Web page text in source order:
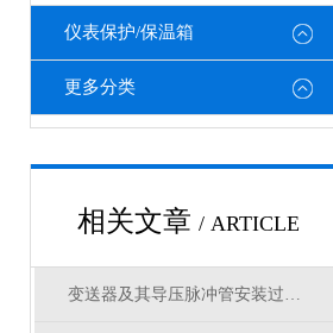
仪表保护/保温箱
更多分类
相关文章 / ARTICLE
变送器及其导压脉冲管安装过程中的注意事项